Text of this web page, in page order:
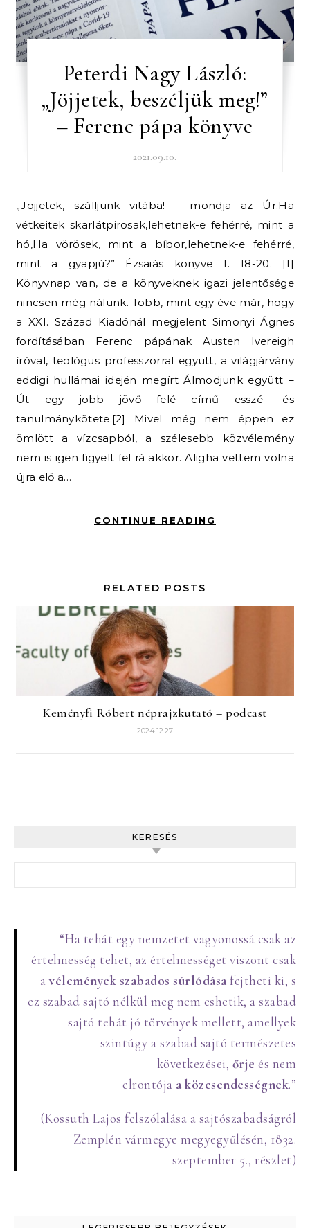
Peterdi Nagy László:
„Jöjjetek, beszéljük meg!”
– Ferenc pápa könyve
2021.09.10.
„Jöjjetek, szálljunk vitába! – mondja az Úr.Ha
vétkeitek skarlátpirosak,lehetnek-e fehérré, mint a
hó,Ha vörösek, mint a bíbor,lehetnek-e fehérré,
mint a gyapjú?” Ézsaiás könyve 1. 18-20. [1]
Könyvnap van, de a könyveknek igazi jelentősége
nincsen még nálunk. Több, mint egy éve már, hogy
a XXI. Század Kiadónál megjelent Simonyi Ágnes
fordításában Ferenc pápának Austen Ivereigh
íróval, teológus professzorral együtt, a világjárvány
eddigi hullámai idején megírt Álmodjunk együtt –
Út egy jobb jövő felé című esszé- és
tanulmánykötete.[2] Mivel még nem éppen ez
ömlött a vízcsapból, a szélesebb közvélemény
nem is igen figyelt fel rá akkor. Aligha vettem volna
újra elő a…
CONTINUE READING
RELATED POSTS
Keményfi Róbert néprajzkutató – podcast
2024.12.27.
KERESÉS
“Ha tehát egy nemzetet vagyonossá csak az
értelmesség tehet, az értelmességet viszont csak
avélemények szabados súrlódása fejtheti ki, s
ez szabad sajtó nélkül meg nem eshetik, a szabad
sajtó tehát jó törvények mellett, amellyek
szintúgy a szabad sajtó természetes
következései, őrje és nem
elrontója a közcsendességnek.”
(Kossuth Lajos felszólalása a sajtószabadságról
Zemplén vármegye megyegyűlésén, 1832.
szeptember 5., részlet)